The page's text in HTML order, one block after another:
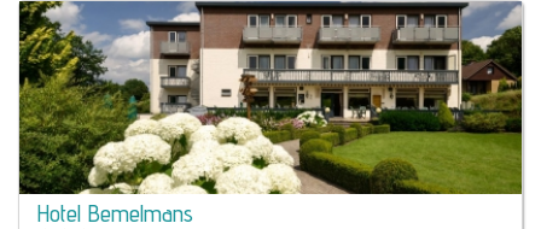
Hotel Bemelmans